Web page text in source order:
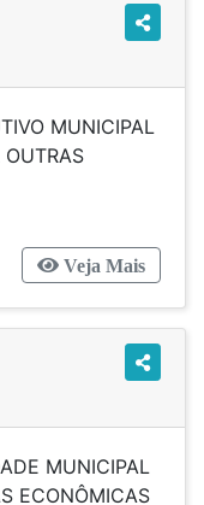
MUNICIPAL
OUTRAS
.
Veja Mais
MUNICIPAL
ECONÔMICAS